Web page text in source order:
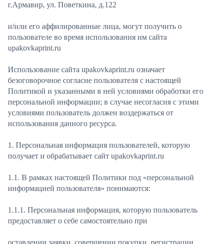
г.Армавир, ул. Поветкина, д.122
и/или его аффилированные лица, могут получить о
пользователе во время использования им сайта
upakovkaprint.ru
Использование сайта upakovkaprint.ru означает
безоговорочное согласие пользователя с настоящей
Политикой и указанными в ней условиями обработки его
персональной информации; в случае несогласия с этими
условиями пользователь должен воздержаться от
использования данного ресурса.
1. Персональная информация пользователей, которую
получает и обрабатывает сайт upakovkaprint.ru
1.1. В рамках настоящей Политики под «персональной
информацией пользователя» понимаются:
1.1.1. Персональная информация, которую пользователь
предоставляет о себе самостоятельно при
оставлении заявки, совершении покупки, регистрации